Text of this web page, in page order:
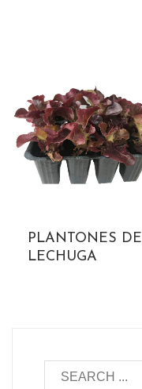
PLANTONES DE
LECHUGA